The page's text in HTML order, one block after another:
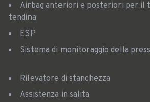
Airbag anteriori e posteriori per il torace + airbag a
tendina
ESP
Sistema di monitoraggio della
Rilevatore di stanchezza
Assistenza in salita